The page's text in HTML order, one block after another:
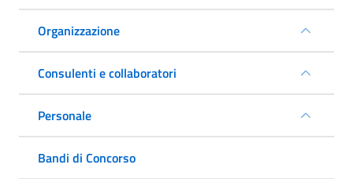
Organizzazione
Consulenti e collaboratori
Personale
Bandi di Concorso